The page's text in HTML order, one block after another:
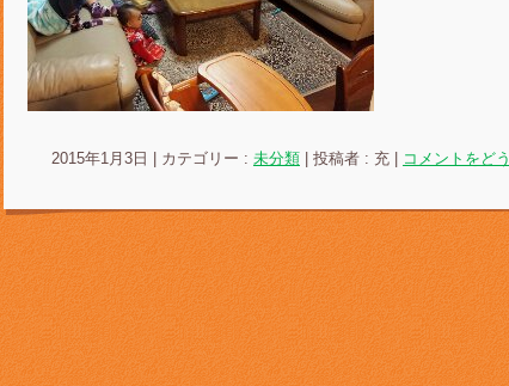
2015年1月3日 カテゴリー : 未分類 投稿者 : 充 コメントをど